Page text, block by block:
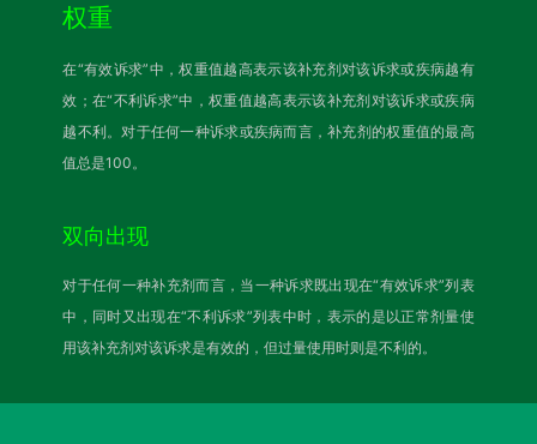
权重
在“有效诉求”中，权重值越高表示该补充剂对该诉求或疾病越有
效；在“不利诉求”中，权重值越高表示该补充剂对该诉求或疾病
越不利。对于任何一种诉求或疾病而言，补充剂的权重值的最高
值总是100。
双向出现
对于任何一种补充剂而言，当一种诉求既出现在“有效诉求”列表
中，同时又出现在“不利诉求”列表中时，表示的是以正常剂量使
用该补充剂对该诉求是有效的，但过量使用时则是不利的。